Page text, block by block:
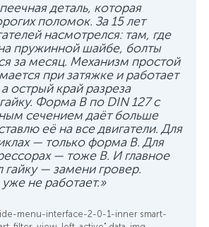
деталь, которая
поломок. За 15 лет
насмотрелся: там, где
пружинной шайбе, болты
за месяц. Механизм простой
при затяжке и работает
острый край разреза
Форма В по DIN 127 с
сечением даёт больше
её на все двигатели. Для
— только форма В. Для
— тоже В. И главное
гайку — замени гровер.
не работает.»